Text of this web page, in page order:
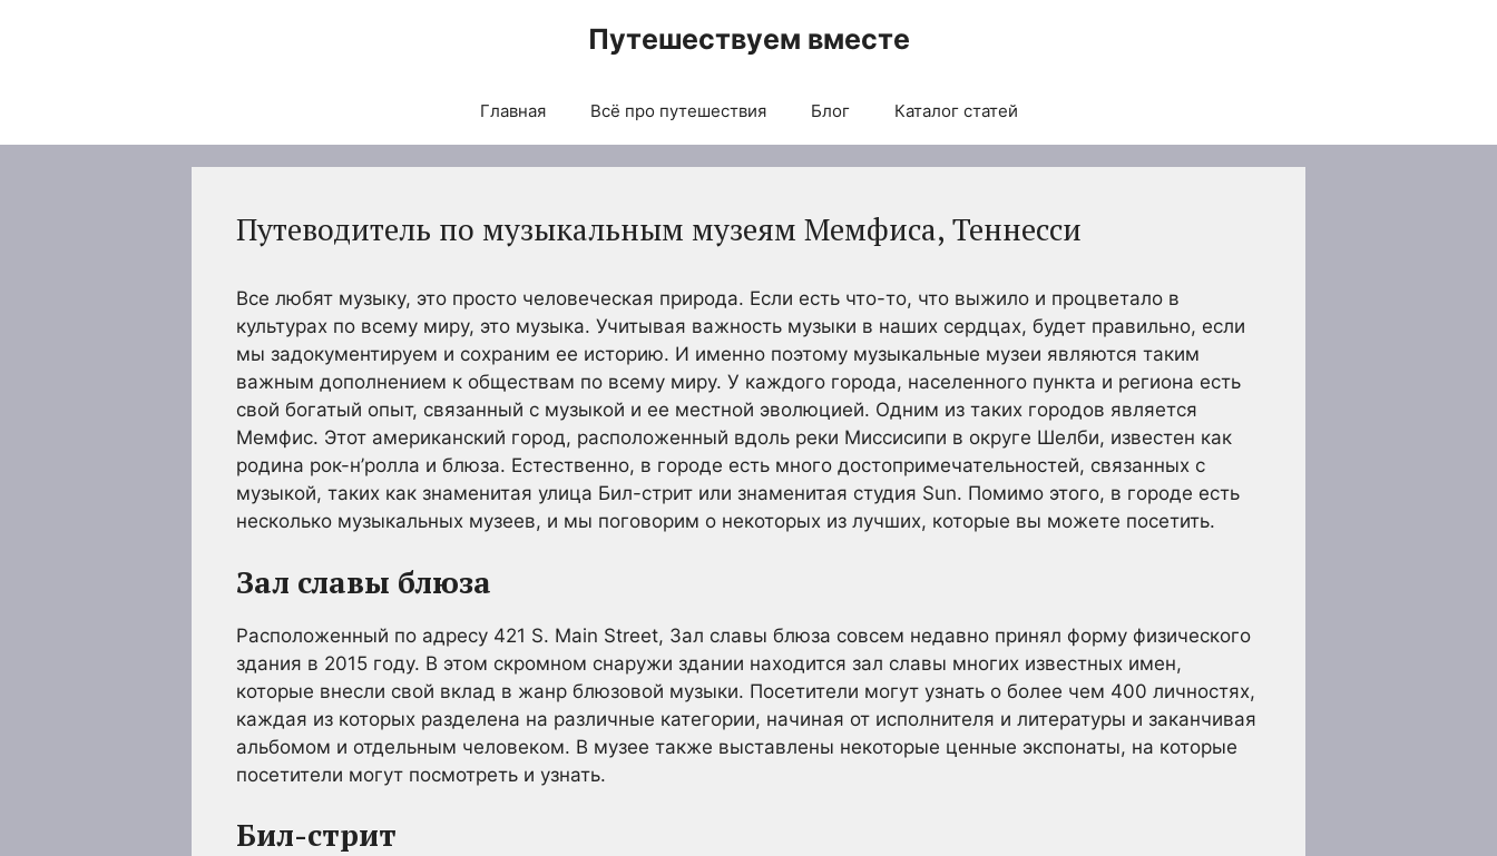
Путешествуем вместе
Главная Всё про путешествия Блог Каталог статей
Путеводитель по музыкальным музеям Мемфиса, Теннесси
Все любят музыку, это просто человеческая природа. Если есть что-то, что выжило и процветало в
культурах по всему миру, это музыка. Учитывая важность музыки в наших сердцах, будет правильно, если
мы задокументируем и сохраним ее историю. И именно поэтому музыкальные музеи являются таким
важным дополнением к обществам по всему миру. У каждого города, населенного пункта и региона есть
свой богатый опыт, связанный с музыкой и ее местной эволюцией. Одним из таких городов является
Мемфис. Этот американский город, расположенный вдоль реки Миссисипи в округе Шелби, известен как
родина рок-н’ролла и блюза. Естественно, в городе есть много достопримечательностей, связанных с
музыкой, таких как знаменитая улица Бил-стрит или знаменитая студия Sun. Помимо этого, в городе есть
несколько музыкальных музеев, и мы поговорим о некоторых из лучших, которые вы можете посетить.
Зал славы блюза
Расположенный по адресу 421 S. Main Street, Зал славы блюза совсем недавно принял форму физического
здания в 2015 году. В этом скромном снаружи здании находится зал славы многих известных имен,
которые внесли свой вклад в жанр блюзовой музыки. Посетители могут узнать о более чем 400 личностях,
каждая из которых разделена на различные категории, начиная от исполнителя и литературы и заканчивая
альбомом и отдельным человеком. В музее также выставлены некоторые ценные экспонаты, на которые
посетители могут посмотреть и узнать.
Бил-стрит